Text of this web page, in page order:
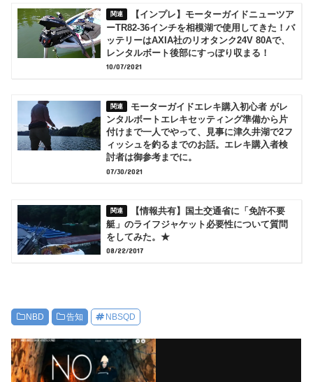
【インプレ】モーターガイドニューツア
ーTR82-36インチを相模湖で使用してきた！バ
ッテリーはAXIA社のリオタンク24V 80Aで、
レンタルボート後部にすっぽり収まる！
10/07/2021
モーターガイドエレキ購入初心者 がレ
ンタルボートエレキセッティング準備から片
付けまで一人でやって、見事に津久井湖で2フ
ィッシュを釣るまでのお話。エレキ購入者検
討者は御参考までに。
07/30/2021
【情報共有】国土交通省に「免許不要
艇」のライフジャケット必要性について質問
をしてみた。★
08/22/2017
NBD 告知 NBSQD